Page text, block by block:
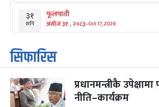
३१
शनि
फूलपाती
असोज ३१ , २०८३-Oct 17, 2026
१
आइत
कार्तिक सङ्क्रान्ति
कार्तिक १, २०८३
३
मंगल
महानवमी
कार्तिक ३, २०८३-Oct 20, 2026
सिफारिस
प्रधानमन्त्रीकै
नीति–कार्यक्रम